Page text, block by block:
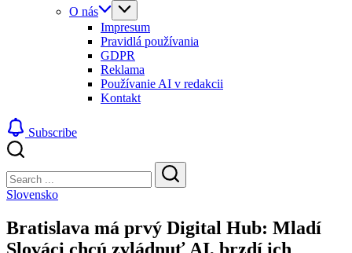
O nás
Impresum
Pravidlá používania
GDPR
Reklama
Používanie AI v redakcii
Kontakt
Subscribe
Search
Search
Slovensko
Bratislava má prvý Digital Hub: Mladí